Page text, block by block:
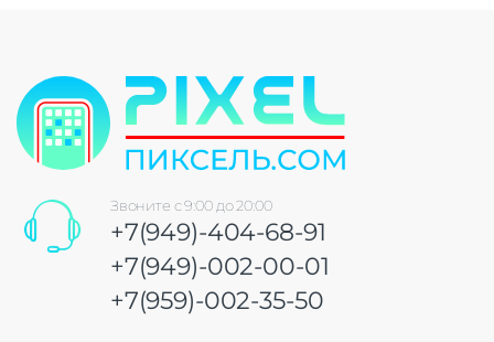
Звоните с 9:00 до 20:00
+7(949)-404-68-91
+7(949)-002-00-01
+7(959)-002-35-50